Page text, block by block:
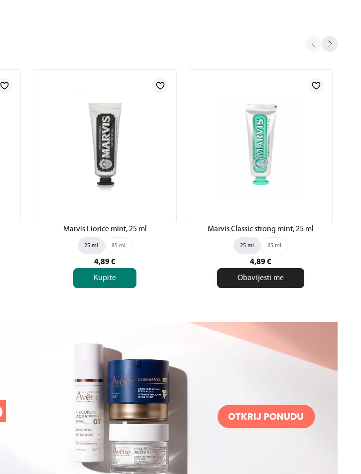
Marvis Liorice mint, 25 ml
25 ml 85 ml
4,89€
Kupite
Marvis Classic strong mint, 25 ml
25 ml 85 ml
4,89€
Obavijesti me